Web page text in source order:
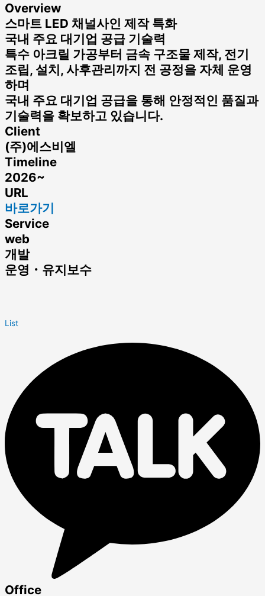
Overview
스마트 LED 채널사인 제작 특화
국내 주요 대기업 공급 기술력
특수 아크릴 가공부터 금속 구조물 제작, 전기
조립, 설치, 사후관리까지 전 공정을 자체 운영
하며
국내 주요 대기업 공급을 통해 안정적인 품질과
기술력을 확보하고 있습니다.
Client
(주)에스비엘
Timeline
2026~
URL
바로가기
Service
web
개발
운영・유지보수
List
Office